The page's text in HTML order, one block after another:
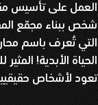
الحياة الأبدية!
تعود لأشخاص